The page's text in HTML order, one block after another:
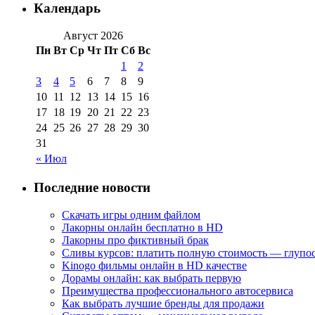
Календарь
Август 2026
Пн Вт Ср Чт Пт Сб Вс
« Июл
1
2
3
4 5 6 7 8
9
10 11 12 13 14 15 16
17 18 19 20 21 22 23
24 25 26 27 28 29 30
31
Последние новости
Скачать игры одним файлом
Лакорны онлайн бесплатно в HD
Лакорны про фиктивный брак
Сливы курсов: платить полную стоимость —
Kinogo фильмы онлайн в HD качестве
Дорамы онлайн: как выбрать первую
Преимущества профессионального автосервиса
Как выбрать лучшие бренды для продажи